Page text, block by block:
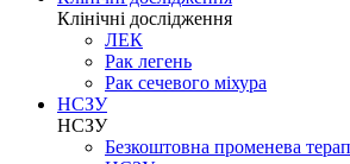
Клінічні дослідження
ЛЕК
Рак легень
Рак сечевого міхура
НСЗУ
НСЗУ
Безкоштовна променева